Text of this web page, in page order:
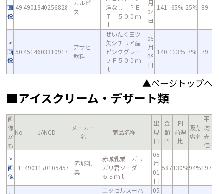
画
像
49 4901340256828
カルピ
ス
洋なし ＰＥ
Ｔ ５００ｍ
ｌ
月
04
日
141 65% 25% 89
画
像
50 4514603310917
アサヒ
飲料
ぜいたく三ツ
矢シチリア産
ピンクグレー
プＦ５００ｍ
ｌ
05
月
09
日
140 123% 7% 79
▲ページトップへ
■アイスクリーム・デザート類
画
像
か
も
No. JANCD
メーカー
名
商品名称
出
現
日
金
額
PI
PI
前週
比
販売
店率
平
均
売
価
画
像
1 4901170105457
赤城乳
業
赤城乳業 ガリ
ガリ君ソーダ
６３ｍｌ
05
月
01
日
587130%94%197
エッセルスーパ
05